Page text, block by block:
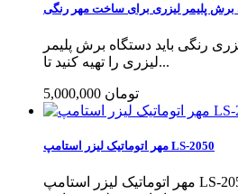
برش پلیمر لیزری برای ساخت مهر رنگی
رنگی باید دستگاه برش پلیمر
لیزری را تهیه کنید تا...
5,000,000 تومان
مهر اتوماتیک لیزر استامپ LS-2050
مهر اتوماتیک لیزر استامپ LS-2050 مناسب برای ساخت